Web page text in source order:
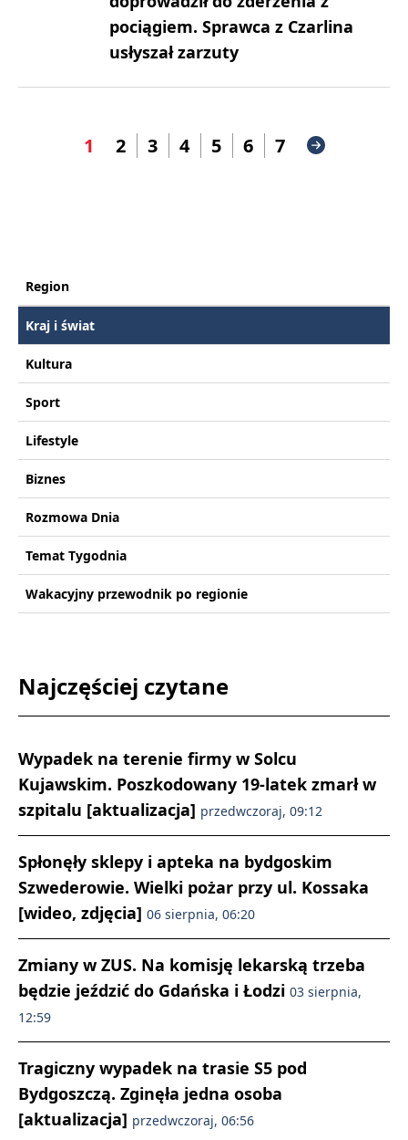
pociągiem. Sprawca z Czarlina
usłyszał zarzuty
1 2 3 4 5 6 7
Region
Kraj i świat
Kultura
Sport
Lifestyle
Biznes
Rozmowa Dnia
Temat Tygodnia
Wakacyjny przewodnik po regionie
Najczęściej czytane
Wypadek na terenie firmy w Solcu
Kujawskim. Poszkodowany 19-latek zmarł w
szpitalu [aktualizacja] przedwczoraj, 09:12
Spłonęły sklepy i apteka na bydgoskim
Szwederowie. Wielki pożar przy ul. Kossaka
[wideo, zdjęcia] 06 sierpnia, 06:20
Zmiany w ZUS. Na komisję lekarską trzeba
będzie jeździć do Gdańska i Łodzi 03 sierpnia,
12:59
Tragiczny wypadek na trasie S5 pod
Bydgoszczą. Zginęła jedna osoba
[aktualizacja] przedwczoraj, 06:56